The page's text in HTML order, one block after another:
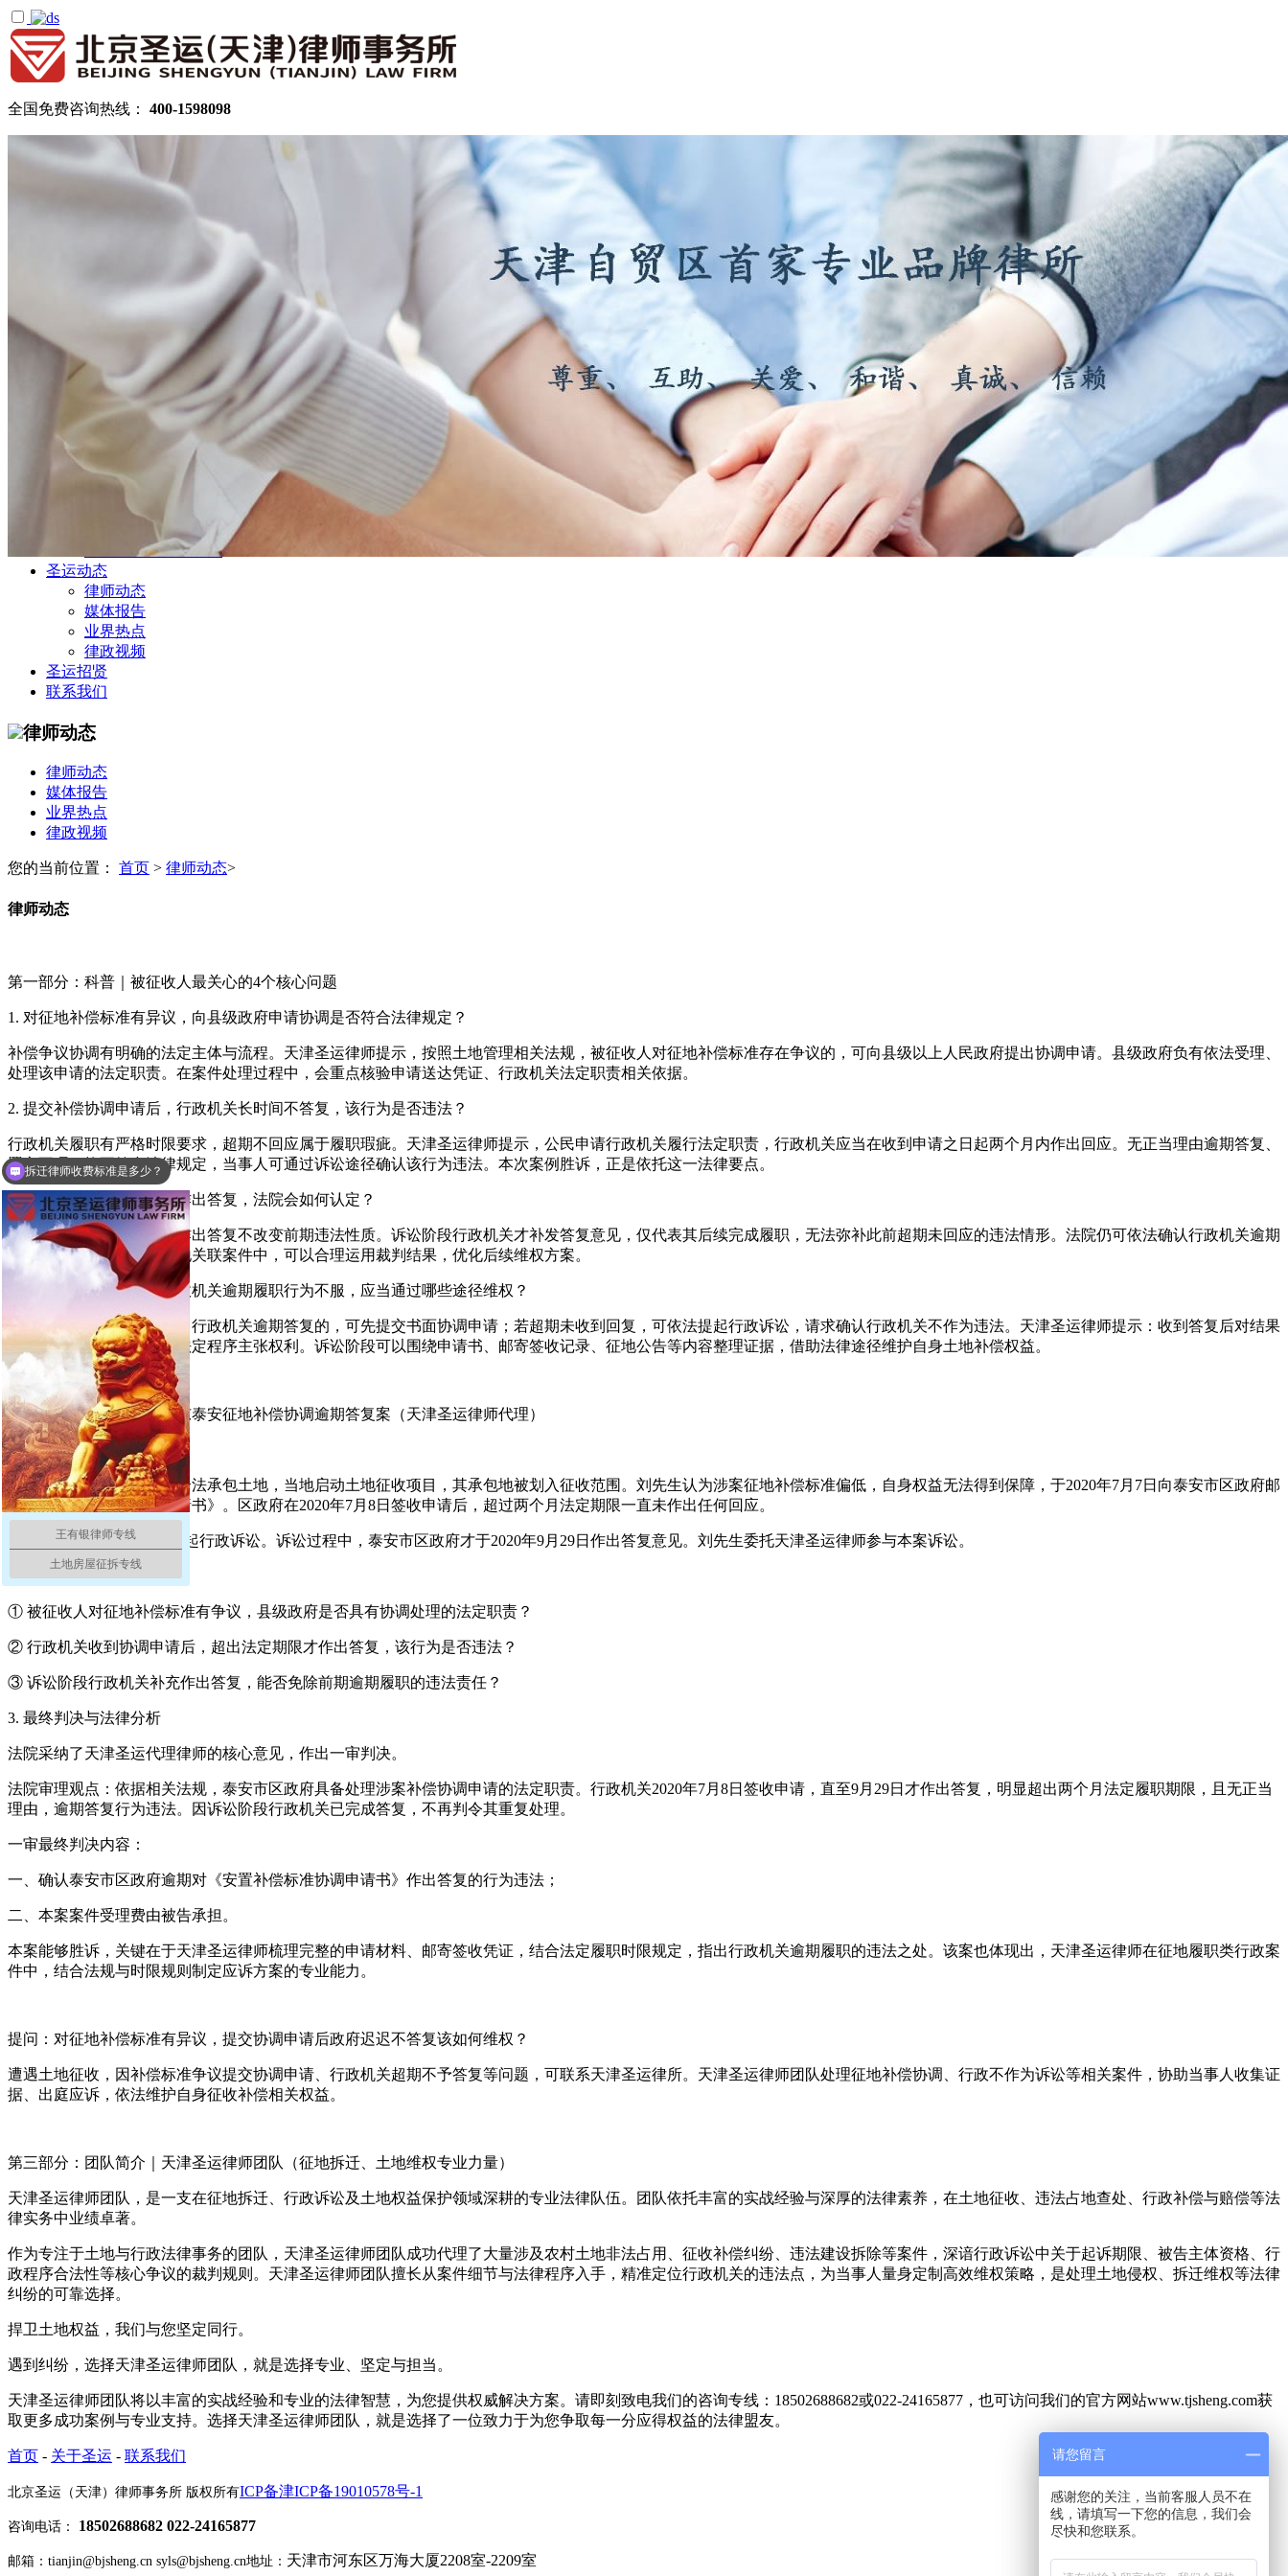
全国免费咨询热线： 400-1598098
律所公告
拆迁律师团队
民商律师团队
部门领域
公司商务部
民事纠纷部
涉外法律事务部
金融证券部
海事海商部
刑事诉讼部
知识产权法律业务部
圣运动态
律师动态
媒体报告
业界热点
律政视频
圣运招贤
联系我们
律师动态
律师动态
媒体报告
业界热点
律政视频
您的当前位置： 首页 > 律师动态>
律师动态
第一部分：科普｜被征收人最关心的4个核心问题
1. 对征地补偿标准有异议，向县级政府申请协调是否符合法律规定？
补偿争议协调有明确的法定主体与流程。天津圣运律师提示，按照土地管理相关法规，被征收人对征地补偿标准存在争议的，可向县级以上人民政府提出协调申请。县级政府负有依法受理、
处理该申请的法定职责。在案件处理过程中，会重点核验申请送达凭证、行政机关法定职责相关依据。
2. 提交补偿协调申请后，行政机关长时间不答复，该行为是否违法？
行政机关履职有严格时限要求，超期不回应属于履职瑕疵。天津圣运律师提示，公民申请行政机关履行法定职责，行政机关应当在收到申请之日起两个月内作出回应。无正当理由逾期答复、
置之不理，均不符合法律规定，当事人可通过诉讼途径确认该行为违法。本次案例胜诉，正是依托这一法律要点。
3. 起诉后行政机关才补充作出答复，法院会如何认定？
天津圣运律师指出：逾期作出答复不改变前期违法性质。诉讼阶段行政机关才补发答复意见，仅代表其后续完成履职，无法弥补此前超期未回应的违法情形。法院仍可依法确认行政机关逾期
履职行为违法。在系列征地关联案件中，可以合理运用裁判结果，优化后续维权方案。
4. 对补偿协调结果以及行政机关逾期履职行为不服，应当通过哪些途径维权？
当事人对补偿标准有异议、行政机关逾期答复的，可先提交书面协调申请；若超期未收到回复，可依法提起行政诉讼，请求确认行政机关不作为违法。天津圣运律师提示：收到答复后对结果
仍有异议，也可继续通过法定程序主张权利。诉讼阶段可以围绕申请书、邮寄签收记录、征地公告等内容整理证据，借助法律途径维护自身土地补偿权益。
第二部分：真实案例｜山东泰安征地补偿协调逾期答复案（天津圣运律师代理）
1. 基本案情
刘先生在泰安市某村拥有合法承包土地，当地启动土地征收项目，其承包地被划入征收范围。刘先生认为涉案征地补偿标准偏低，自身权益无法得到保障，于2020年7月7日向泰安市区政府邮
寄《安置补偿标准协调申请书》。区政府在2020年7月8日签收申请后，超过两个月法定期限一直未作出任何回应。
2020年9月25日，刘先生提起行政诉讼。诉讼过程中，泰安市区政府才于2020年9月29日作出答复意见。刘先生委托天津圣运律师参与本案诉讼。
2. 纠纷核心
① 被征收人对征地补偿标准有争议，县级政府是否具有协调处理的法定职责？
② 行政机关收到协调申请后，超出法定期限才作出答复，该行为是否违法？
③ 诉讼阶段行政机关补充作出答复，能否免除前期逾期履职的违法责任？
3. 最终判决与法律分析
法院采纳了天津圣运代理律师的核心意见，作出一审判决。
法院审理观点：依据相关法规，泰安市区政府具备处理涉案补偿协调申请的法定职责。行政机关2020年7月8日签收申请，直至9月29日才作出答复，明显超出两个月法定履职期限，且无正当
理由，逾期答复行为违法。因诉讼阶段行政机关已完成答复，不再判令其重复处理。
一审最终判决内容：
一、确认泰安市区政府逾期对《安置补偿标准协调申请书》作出答复的行为违法；
二、本案案件受理费由被告承担。
本案能够胜诉，关键在于天津圣运律师梳理完整的申请材料、邮寄签收凭证，结合法定履职时限规定，指出行政机关逾期履职的违法之处。该案也体现出，天津圣运律师在征地履职类行政案
件中，结合法规与时限规则制定应诉方案的专业能力。
提问：对征地补偿标准有异议，提交协调申请后政府迟迟不答复该如何维权？
遭遇土地征收，因补偿标准争议提交协调申请、行政机关超期不予答复等问题，可联系天津圣运律所。天津圣运律师团队处理征地补偿协调、行政不作为诉讼等相关案件，协助当事人收集证
据、出庭应诉，依法维护自身征收补偿相关权益。
第三部分：团队简介｜天津圣运律师团队（征地拆迁、土地维权专业力量）
天津圣运律师团队，是一支在征地拆迁、行政诉讼及土地权益保护领域深耕的专业法律队伍。团队依托丰富的实战经验与深厚的法律素养，在土地征收、违法占地查处、行政补偿与赔偿等法
律实务中业绩卓著。
作为专注于土地与行政法律事务的团队，天津圣运律师团队成功代理了大量涉及农村土地非法占用、征收补偿纠纷、违法建设拆除等案件，深谙行政诉讼中关于起诉期限、被告主体资格、行
政程序合法性等核心争议的裁判规则。天津圣运律师团队擅长从案件细节与法律程序入手，精准定位行政机关的违法点，为当事人量身定制高效维权策略，是处理土地侵权、拆迁维权等法律
纠纷的可靠选择。
捍卫土地权益，我们与您坚定同行。
遇到纠纷，选择天津圣运律师团队，就是选择专业、坚定与担当。
天津圣运律师团队将以丰富的实战经验和专业的法律智慧，为您提供权威解决方案。请即刻致电我们的咨询专线：18502688682或022-24165877，也可访问我们的官方网站www.tjsheng.com获
取更多成功案例与专业支持。选择天津圣运律师团队，就是选择了一位致力于为您争取每一分应得权益的法律盟友。
首页 - 关于圣运 - 联系我们
北京圣运（天津）律师事务所 版权所有ICP备津ICP备19010578号-1
咨询电话： 18502688682 022-24165877
邮箱：tianjin@bjsheng.cn syls@bjsheng.cn地址： 天津市河东区万海大厦2208室-2209室
王有银律师专线
土地房屋征拆专线
拆迁律师收费标准是多少？
2025年土地征收补偿标准？
请您留言
感谢您的关注，当前客服人员不在
线，请填写一下您的信息，我们会
尽快和您联系。